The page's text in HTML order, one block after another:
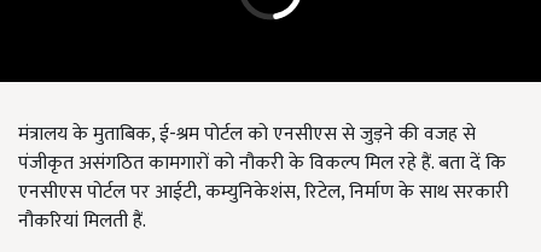
मंत्रालय के मुताबिक, ई-श्रम पोर्टल को एनसीएस से जुड़ने की वजह से
पंजीकृत असंगठित कामगारों को नौकरी के विकल्प मिल रहे हैं. बता दें कि
एनसीएस पोर्टल पर आईटी, कम्युनिकेशंस, रिटेल, निर्माण के साथ सरकारी
नौकरियां मिलती हैं.